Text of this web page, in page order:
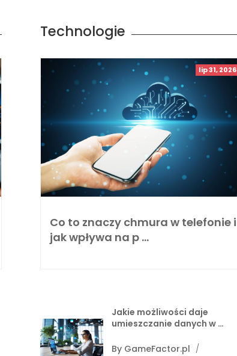
Technologie
lip 31, 2026
Co to znaczy chmura w telefonie i
jak wpływa na p …
Jakie możliwości daje
umieszczanie danych w …
By GameFactor.pl /